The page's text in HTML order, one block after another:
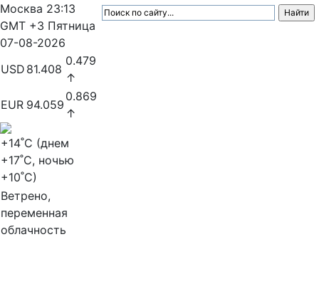
Москва 23:13
GMT +3 Пятница
07-08-2026
USD 81.408
0.479
↑
EUR 94.059
0.869
↑
+14˚C (днем
+17˚C, ночью
+10˚C)
Ветрено,
переменная
облачность